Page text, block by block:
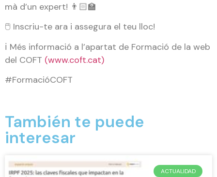
mà d’un expert! 👨🏻‍🏫
🖱️ Inscriu-te ara i assegura el teu lloc!
ℹ️ Més informació a l’apartat de Formació de la web
del COFT (www.coft.cat)
#FormacióCOFT
También te puede
interesar
ACTUALIDAD